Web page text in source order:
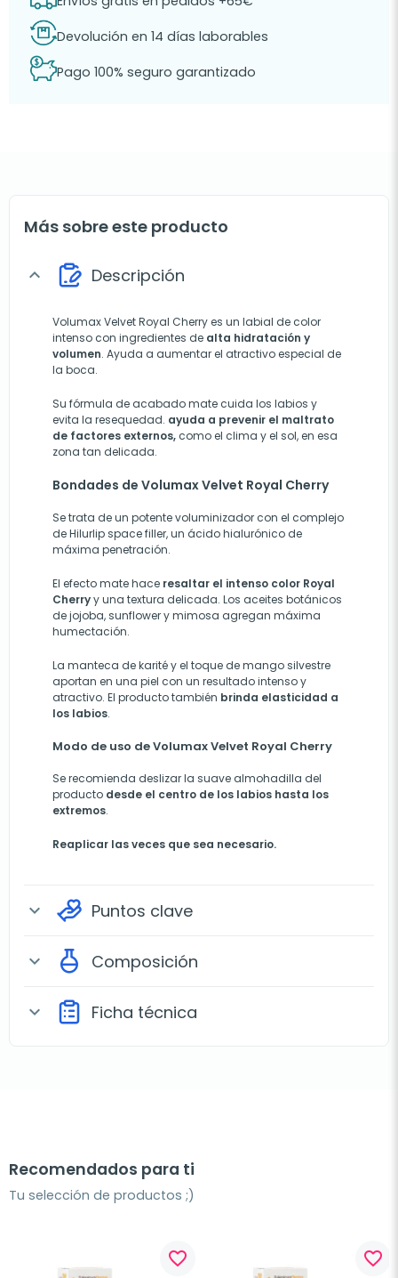
Devolución en 14 días laborables
Pago 100% seguro garantizado
Más sobre este producto
expand_more Descripción
Volumax Velvet Royal Cherry es un labial de color
intenso con ingredientes de alta hidratación y
volumen. Ayuda a aumentar el atractivo especial de
la boca.
Su fórmula de acabado mate cuida los labios y
evita la resequedad. ayuda a prevenir el maltrato
de factores externos, como el clima y el sol, en esa
zona tan delicada.
Bondades de Volumax Velvet Royal Cherry
Se trata de un potente voluminizador con el complejo
de Hilurlip space filler, un ácido hialurónico de
máxima penetración.
El efecto mate hace resaltar el intenso color Royal
Cherryy una textura delicada. Los aceites botánicos
de jojoba, sunflower y mimosa agregan máxima
humectación.
La manteca de karité y el toque de mango silvestre
aportan en una piel con un resultado intenso y
atractivo. El producto también brinda elasticidad a
los labios.
Modo de uso de Volumax Velvet Royal Cherry
Se recomienda deslizar la suave almohadilla del
producto desde el centro de los labios hasta los
extremos.
Reaplicar las veces que sea necesario.
expand_more Puntos clave
expand_more Composición
expand_more Ficha técnica
Recomendados para ti
Tu selección de productos ;)
favorite_border favorite_border